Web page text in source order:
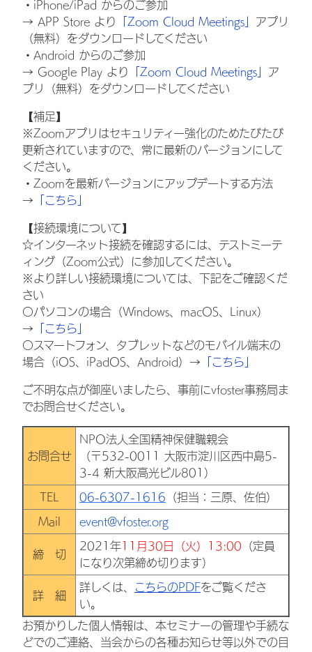
・iPhone/iPad からのご参加
→ APP Store より
「Zoom Cloud Meetings」 アプリ
（無料）をダウンロードしてください
・Android からのご参加
→ Google Play より
「Zoom Cloud Meetings」 ア
プリ（無料）をダウンロードしてください
【補足】
※Zoomアプリはセキュリティー強化のためたびたび
更新されていますので、常に最新のバージョンにして
ください。
・Zoomを最新バージョンにアップデートする方法
→ 「こちら」
【接続環境について】
☆インターネット接続を確認するには、テストミーテ
ィング（Zoom公式）に参加してください。
※より詳しい接続環境については、下記をご確認くだ
さい
〇パソコンの場合（Windows、macOS、Linux）
→ 「こちら」
〇スマートフォン、タブレットなどのモバイル端末の
場合（iOS、iPadOS、Android）→ 「こちら」
ご不明な点が御座いましたら、事前にvfoster事務局ま
でお問合せください。
お問合せ
NPO法人全国精神保健職親会
（〒532-0011 大阪市淀川区西中島5-
3-4 新大阪高光ビル801）
TEL 06-6307-1616 （担当：三原、佐伯）
Mail event@vfoster.org
締 切
2021年 11月30日（火）13:00 （定員
になり次第締め切ります）
詳 細
詳しくは、 こちらのPDFをご覧くださ
い。
お預かりした個人情報は、本セミナーの管理や手続な
どでのご連絡、当会からの各種お知らせ等以外での目